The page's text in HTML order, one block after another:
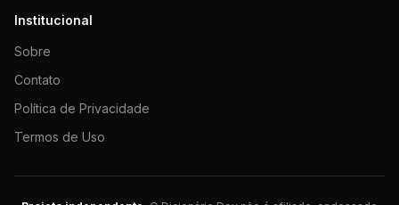
Institucional
Sobre
Contato
Política de Privacidade
Termos de Uso